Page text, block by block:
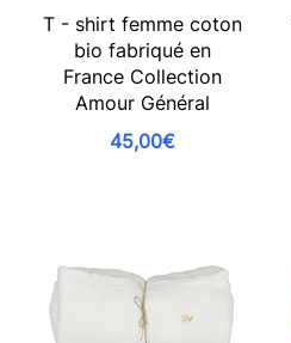
T - shirt femme coton
bio fabriqué en
France Collection
Amour Général
45,00€